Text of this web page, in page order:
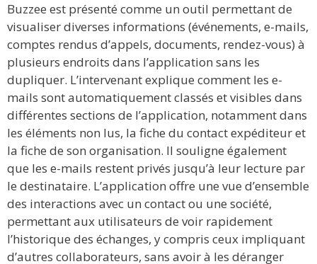
Buzzee est présenté comme un outil permettant de
visualiser diverses informations (événements, e-mails,
comptes rendus d’appels, documents, rendez-vous) à
plusieurs endroits dans l’application sans les
dupliquer. L’intervenant explique comment les e-
mails sont automatiquement classés et visibles dans
différentes sections de l’application, notamment dans
les éléments non lus, la fiche du contact expéditeur et
la fiche de son organisation. Il souligne également
que les e-mails restent privés jusqu’à leur lecture par
le destinataire. L’application offre une vue d’ensemble
des interactions avec un contact ou une société,
permettant aux utilisateurs de voir rapidement
l’historique des échanges, y compris ceux impliquant
d’autres collaborateurs, sans avoir à les déranger